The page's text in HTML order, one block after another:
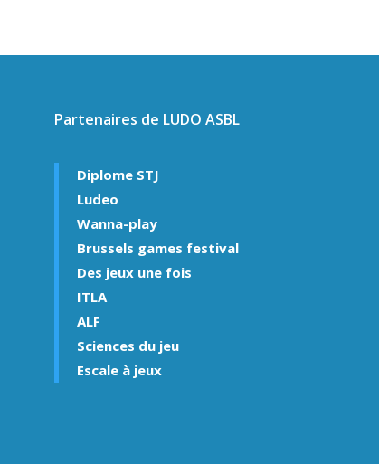
Partenaires de LUDO ASBL
Diplome STJ
Ludeo
Wanna-play
Brussels games festival
Des jeux une fois
ITLA
ALF
Sciences du jeu
Escale à jeux